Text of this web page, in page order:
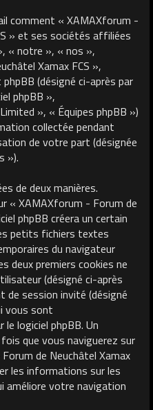
comment « XAMAXforum -
» et ses sociétés affiliées
« notre », « nos »,
Xamax FCS »,
(désigné ci-après par
phpBB »,
», « Équipes phpBB »)
collectée pendant
de votre part (désignée
»).
de deux manières.
« XAMAXforum - Forum de
phpBB créera un certain
petits fichiers textes
du navigateur
deux premiers cookies ne
(désigné ci-après
de session invité (désigné
vous sont
logiciel phpBB. Un
que vous naviguerez sur
de Neuchâtel Xamax
les informations sur les
améliore votre navigation